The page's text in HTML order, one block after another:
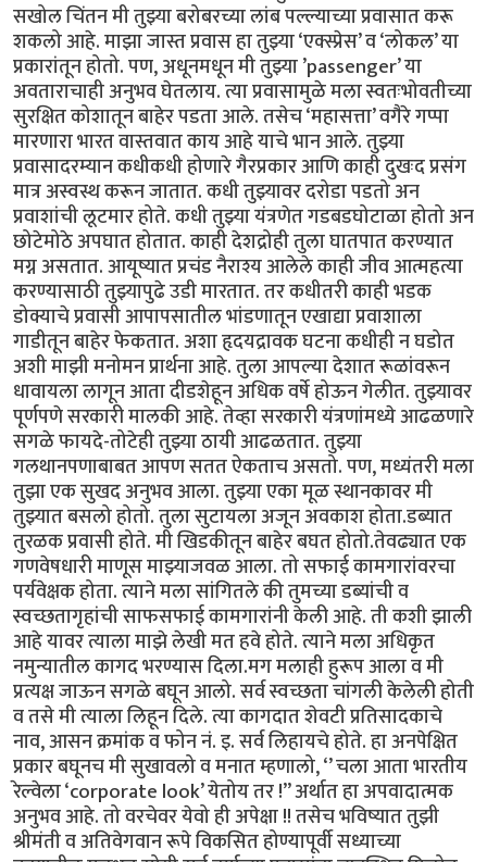
सखोल चिंतन मी तुझ्या बरोबरच्या लांब पल्ल्याच्या प्रवासात करू
शकलो आहे. माझा जास्त प्रवास हा तुझ्या ‘एक्स्प्रेस’ व ‘लोकल’ या
प्रकारांतून होतो. पण, अधूनमधून मी तुझ्या ’passenger’ या
अवताराचाही अनुभव घेतलाय. त्या प्रवासामुळे मला स्वतःभोवतीच्या
सुरक्षित कोशातून बाहेर पडता आले. तसेच ‘महासत्ता’ वगैरे गप्पा
मारणारा भारत वास्तवात काय आहे याचे भान आले. तुझ्या
प्रवासादरम्यान कधीकधी होणारे गैरप्रकार आणि काही दुखःद प्रसंग
मात्र अस्वस्थ करून जातात. कधी तुझ्यावर दरोडा पडतो अन
प्रवाशांची लूटमार होते. कधी तुझ्या यंत्रणेत गडबडघोटाळा होतो अन
छोटेमोठे अपघात होतात. काही देशद्रोही तुला घातपात करण्यात
मग्न असतात. आयूष्यात प्रचंड नैराश्य आलेले काही जीव आत्महत्या
करण्यासाठी तुझ्यापुढे उडी मारतात. तर कधीतरी काही भडक
डोक्याचे प्रवासी आपापसातील भांडणातून एखाद्या प्रवाशाला
गाडीतून बाहेर फेकतात. अशा हृदयद्रावक घटना कधीही न घडोत
अशी माझी मनोमन प्रार्थना आहे. तुला आपल्या देशात रूळांवरून
धावायला लागून आता दीडशेहून अधिक वर्षे होऊन गेलीत. तुझ्यावर
पूर्णपणे सरकारी मालकी आहे. तेव्हा सरकारी यंत्रणांमध्ये आढळणारे
सगळे फायदे-तोटेही तुझ्या ठायी आढळतात. तुझ्या
गलथानपणाबाबत आपण सतत ऐकताच असतो. पण, मध्यंतरी मला
तुझा एक सुखद अनुभव आला. तुझ्या एका मूळ स्थानकावर मी
तुझ्यात बसलो होतो. तुला सुटायला अजून अवकाश होता.डब्यात
तुरळक प्रवासी होते. मी खिडकीतून बाहेर बघत होतो.तेवढ्यात एक
गणवेषधारी माणूस माझ्याजवळ आला. तो सफाई कामगारांवरचा
पर्यवेक्षक होता. त्याने मला सांगितले की तुमच्या डब्यांची व
स्वच्छतागृहांची साफसफाई कामगारांनी केली आहे. ती कशी झाली
आहे यावर त्याला माझे लेखी मत हवे होते. त्याने मला अधिकृत
नमुन्यातील कागद भरण्यास दिला.मग मलाही हुरूप आला व मी
प्रत्यक्ष जाऊन सगळे बघून आलो. सर्व स्वच्छता चांगली केलेली होती
व तसे मी त्याला लिहून दिले. त्या कागदात शेवटी प्रतिसादकाचे
नाव, आसन क्रमांक व फोन नं. इ. सर्व लिहायचे होते. हा अनपेक्षित
प्रकार बघूनच मी सुखावलो व मनात म्हणालो, ‘’ चला आता भारतीय
रेल्वेला ‘corporate look’ येतोय तर !” अर्थात हा अपवादात्मक
अनुभव आहे. तो वरचेवर येवो ही अपेक्षा !! तसेच भविष्यात तुझी
श्रीमंती व अतिवेगवान रूपे विकसित होण्यापूर्वी सध्याच्या